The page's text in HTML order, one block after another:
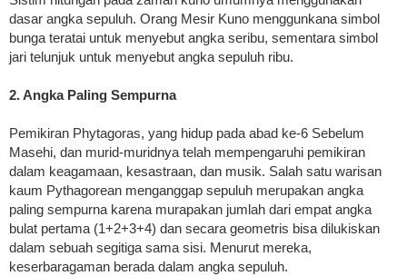
dasar angka sepuluh. Orang Mesir Kuno menggunkana simbol
bunga teratai untuk menyebut angka seribu, sementara simbol
jari telunjuk untuk menyebut angka sepuluh ribu.
2. Angka Paling Sempurna
Pemikiran Phytagoras, yang hidup pada abad ke-6 Sebelum
Masehi, dan murid-muridnya telah mempengaruhi pemikiran
dalam keagamaan, kesastraan, dan musik. Salah satu warisan
kaum Pythagorean menganggap sepuluh merupakan angka
paling sempurna karena murapakan jumlah dari empat angka
bulat pertama (1+2+3+4) dan secara geometris bisa dilukiskan
dalam sebuah segitiga sama sisi. Menurut mereka,
keserbaragaman berada dalam angka sepuluh.